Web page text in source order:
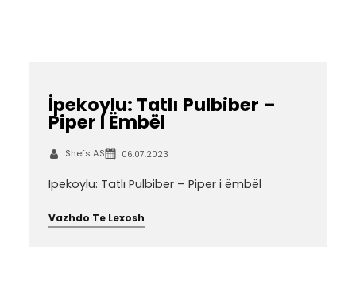
İpekoylu: Tatlı Pulbiber –
Piper I Ëmbël
Shefs AS 06.07.2023
İpekoylu: Tatlı Pulbiber – Piper i ëmbël
Vazhdo Te Lexosh